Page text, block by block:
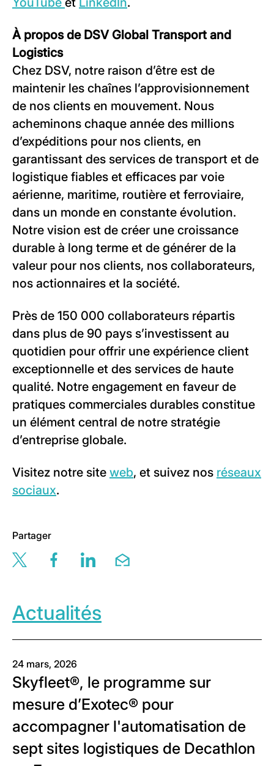
À propos de DSV Global Transport and
Logistics
Chez DSV, notre raison d’être est de
maintenir les chaînes l’approvisionnement
de nos clients en mouvement. Nous
acheminons chaque année des millions
d’expéditions pour nos clients, en
garantissant des services de transport et de
logistique fiables et efficaces par voie
aérienne, maritime, routière et ferroviaire,
dans un monde en constante évolution.
Notre vision est de créer une croissance
durable à long terme et de générer de la
valeur pour nos clients, nos collaborateurs,
nos actionnaires et la société.
Près de 150 000 collaborateurs répartis
dans plus de 90 pays s’investissent au
quotidien pour offrir une expérience client
exceptionnelle et des services de haute
qualité. Notre engagement en faveur de
pratiques commerciales durables constitue
un élément central de notre stratégie
d’entreprise globale.
Visitez notre site web, et suivez nos réseaux
sociaux.
Partager
Share this page via twitter
Share this page via facebook
Share this page via linkedin
Share this page via email
Actualités
24 mars, 2026
Skyfleet®, le programme sur
mesure d’Exotec® pour
accompagner l'automatisation de
sept sites logistiques de Decathlon